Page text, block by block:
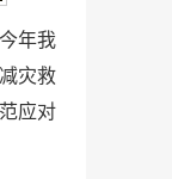
年我
灾救
应对